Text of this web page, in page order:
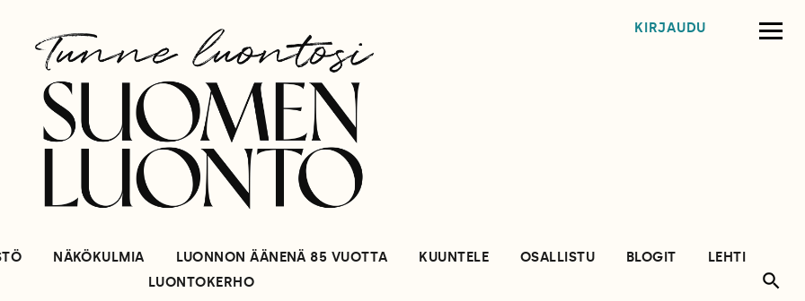
KIRJAUDU
NÄKÖKULMIA LUONNON ÄÄNENÄ 85 VUOTTA KUUNTELE OSALLISTU BLOGIT
LEHTI
LUONTOKERHO